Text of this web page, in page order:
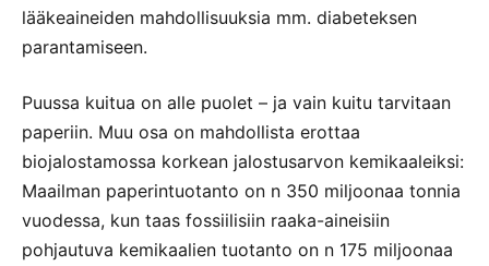
lääkeaineiden mahdollisuuksia mm. diabeteksen
parantamiseen.
Puussa kuitua on alle puolet – ja vain kuitu tarvitaan
paperiin. Muu osa on mahdollista erottaa
biojalostamossa korkean jalostusarvon kemikaaleiksi:
Maailman paperintuotanto on n 350 miljoonaa tonnia
vuodessa, kun taas fossiilisiin raaka-aineisiin
pohjautuva kemikaalien tuotanto on n 175 miljoonaa